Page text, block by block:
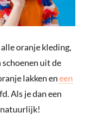
oranje kleding,
uit de
lakken eneen
Als je dan een